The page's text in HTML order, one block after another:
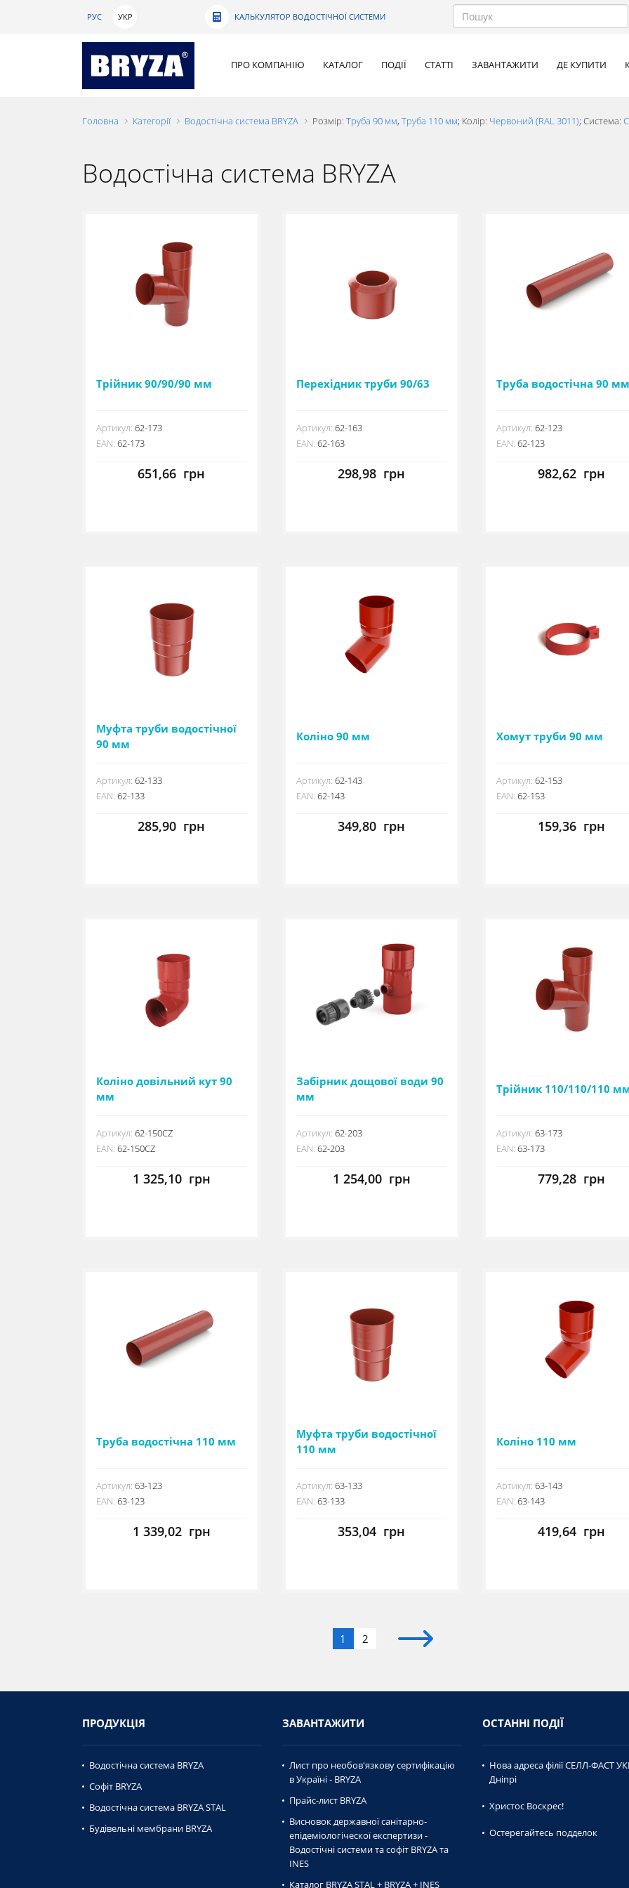
РУС УКР КАЛЬКУЛЯТОР ВОДОСТІЧНОЇ СИСТЕМИ
ПРО КОМПАНІЮ КАТАЛОГ ПОДІЇ СТАТТІ ЗАВАНТАЖИТИ ДЕ КУПИТИ
Головна Категорії Водостічна система BRYZA Розмір: Труба 90 мм, Труба 110 мм; Колір: Червоний (RAL 3011); Система:
Водостічна система BRYZA
Трійник 90/90/90 мм
Артикул: 62-173
EAN: 62-173
651,66 грн
Перехідник труби 90/63
Артикул: 62-163
EAN: 62-163
298,98 грн
Труба водостічна 90 мм
Артикул: 62-123
EAN: 62-123
982,62 грн
Муфта труби водостічної
90 мм
Артикул: 62-133
EAN: 62-133
285,90 грн
Коліно 90 мм
Артикул: 62-143
EAN: 62-143
349,80 грн
Хомут труби 90 мм
Артикул: 62-153
EAN: 62-153
159,36 грн
Коліно довільний кут 90
мм
Артикул: 62-150CZ
EAN: 62-150CZ
1 325,10грн
Забірник дощової води 90
мм
Артикул: 62-203
EAN: 62-203
1 254,00грн
Трійник 110/110/110
Артикул: 63-173
EAN: 63-173
779,28 грн
Труба водостічна 110 мм
Артикул: 63-123
EAN: 63-123
1 339,02грн
Муфта труби водостічної
110 мм
Артикул: 63-133
EAN: 63-133
353,04 грн
Коліно 110 мм
Артикул: 63-143
EAN: 63-143
419,64 грн
1 2
ПРОДУКЦІЯ
Водостічна система BRYZA
Софіт BRYZA
Водостічна система BRYZA STAL
Будівельні мембрани BRYZA
ЗАВАНТАЖИТИ
Лист про необов'язкову сертифікацію
в Україні - BRYZA
Прайс-лист BRYZA
Висновок державної caнiтaрно-
епiдемiологiческої експертизи -
Водостічні системи та софіт BRYZA та
INES
Каталог BRYZA STAL + BRYZA + INES
ОСТАННІ ПОДІЇ
Нова адреса філії СЕЛЛ-ФАСТ
Дніпрі
Христос Воскрес!
Остерегайтесь подделок